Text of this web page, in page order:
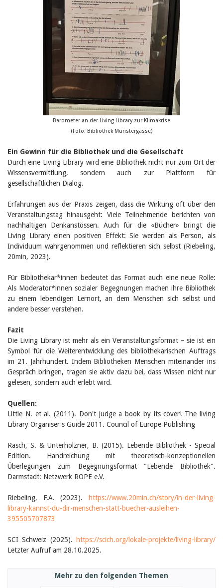
Barometer an der Living Library zur Klimakrise
(Foto: Bibliothek Münstergasse)
Ein Gewinn für die Bibliothek und die Gesellschaft
Durch eine Living Library wird eine Bibliothek nicht nur zum Ort der
Wissensvermittlung, sondern auch zur Plattform für
gesellschaftlichen Dialog.
Erfahrungen aus der Praxis zeigen, dass die Wirkung oft über den
Veranstaltungstag hinausgeht: Viele Teilnehmende berichten von
nachhaltigen Denkanstössen. Auch für die «Bücher» bringt die
Living Library einen positiven Effekt: Sie werden als Person, als
Individuum wahrgenommen und reflektieren sich selbst (Riebeling,
20min, 2023).
Für Bibliothekar*innen bedeutet das Format auch eine neue Rolle:
Als Moderator*innen sozialer Begegnungen machen ihre Bibliothek
zu einem lebendigen Lernort, an dem Menschen sich selbst und
andere besser verstehen.
Fazit
Die Living Library ist mehr als ein Veranstaltungsformat – sie ist ein
Symbol für die Weiterentwicklung des bibliothekarischen Auftrags
im 21. Jahrhundert. Indem Bibliotheken Menschen miteinander ins
Gespräch bringen, tragen sie aktiv dazu bei, dass Wissen nicht nur
gelesen, sondern auch erlebt wird.
Quellen:
Little N. et al. (2011). Don't judge a book by its cover! The living
Library Organiser's Guide 2011. Council of Europe Publishing
Rasch, S. & Unterholzner, B. (2015). Lebende Bibliothek - Special
Edition. Handreichung mit theoretisch-konzeptionellen
Überlegungen zum Begegnungsformat "Lebende Bibliothek".
Darmstadt: Netzwerk ROPE e.V.
Riebeling, F.A. (2023).
https://www.20min.ch/story/in-der-living-
library-kannst-du-dir-menschen-statt-buecher-ausleihen-
395505707873
SCI Schweiz (2025).
https://scich.org/lokale-projekte/living-library/
Letzter Aufruf am 28.10.2025.
Mehr zu den folgenden Themen